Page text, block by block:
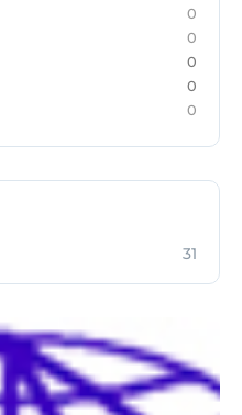
0
0
0
0
0
31